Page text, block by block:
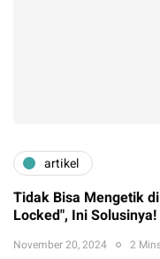
artikel
Tidak Bisa Mengetik
Locked", Ini Solusinya!
November 20, 2024 2